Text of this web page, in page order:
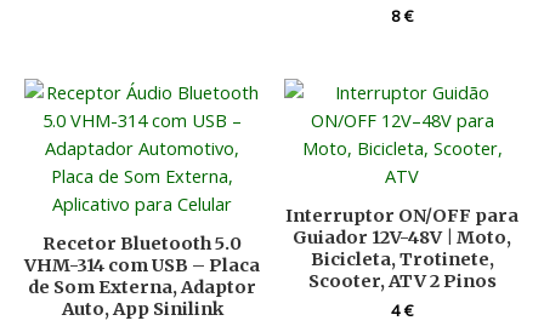
8€
Recetor Bluetooth 5.0
VHM-314 com USB – Placa
de Som Externa, Adaptor
Auto, App Sinilink
Interruptor ON/OFF para
Guiador 12V-48V | Moto,
Bicicleta, Trotinete,
Scooter, ATV 2 Pinos
4€